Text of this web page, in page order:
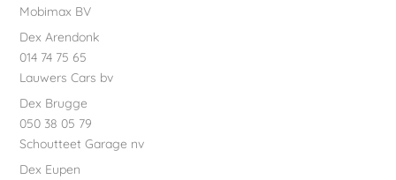
Mobimax BV
Dex Arendonk
014 74 75 65
Lauwers Cars bv
Dex Brugge
050 38 05 79
Schoutteet Garage nv
Dex Eupen